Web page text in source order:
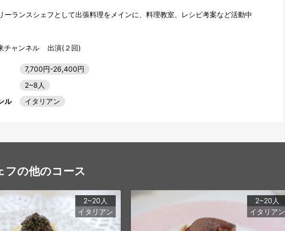
ーランスシェフとして出張料理をメインに、料理教室、レシピ考案など活動中
7,700円-26,400円
2~8人
ル
イタリアン
フの他のコース
2~20人
イタリアン
2~20人
イタリアン